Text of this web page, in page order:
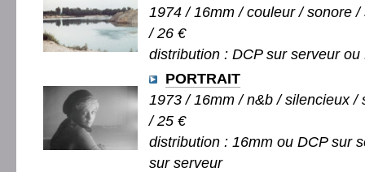
1974 / 16mm / couleur / sonore
/ 26 €
distribution : DCP sur serveur
PORTRAIT
1973 / 16mm / n&b / silencieux /
/ 25 €
distribution : 16mm ou DCP sur
sur serveur